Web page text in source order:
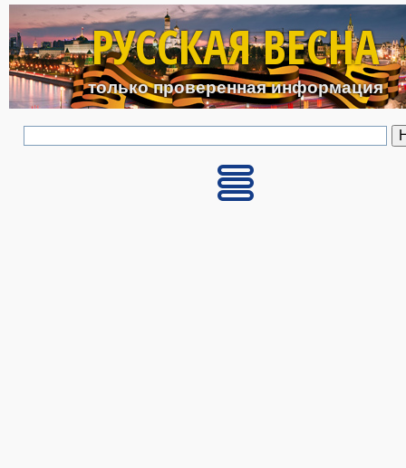
Перейти к основному
РУССКАЯ ВЕСНА
только проверенная информация